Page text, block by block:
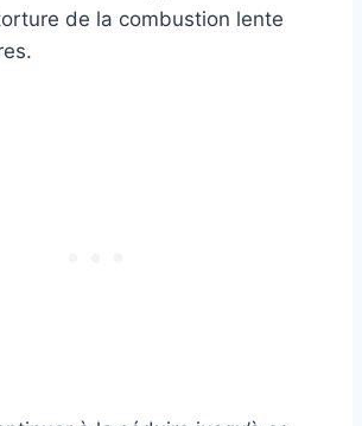
de la combustion lente